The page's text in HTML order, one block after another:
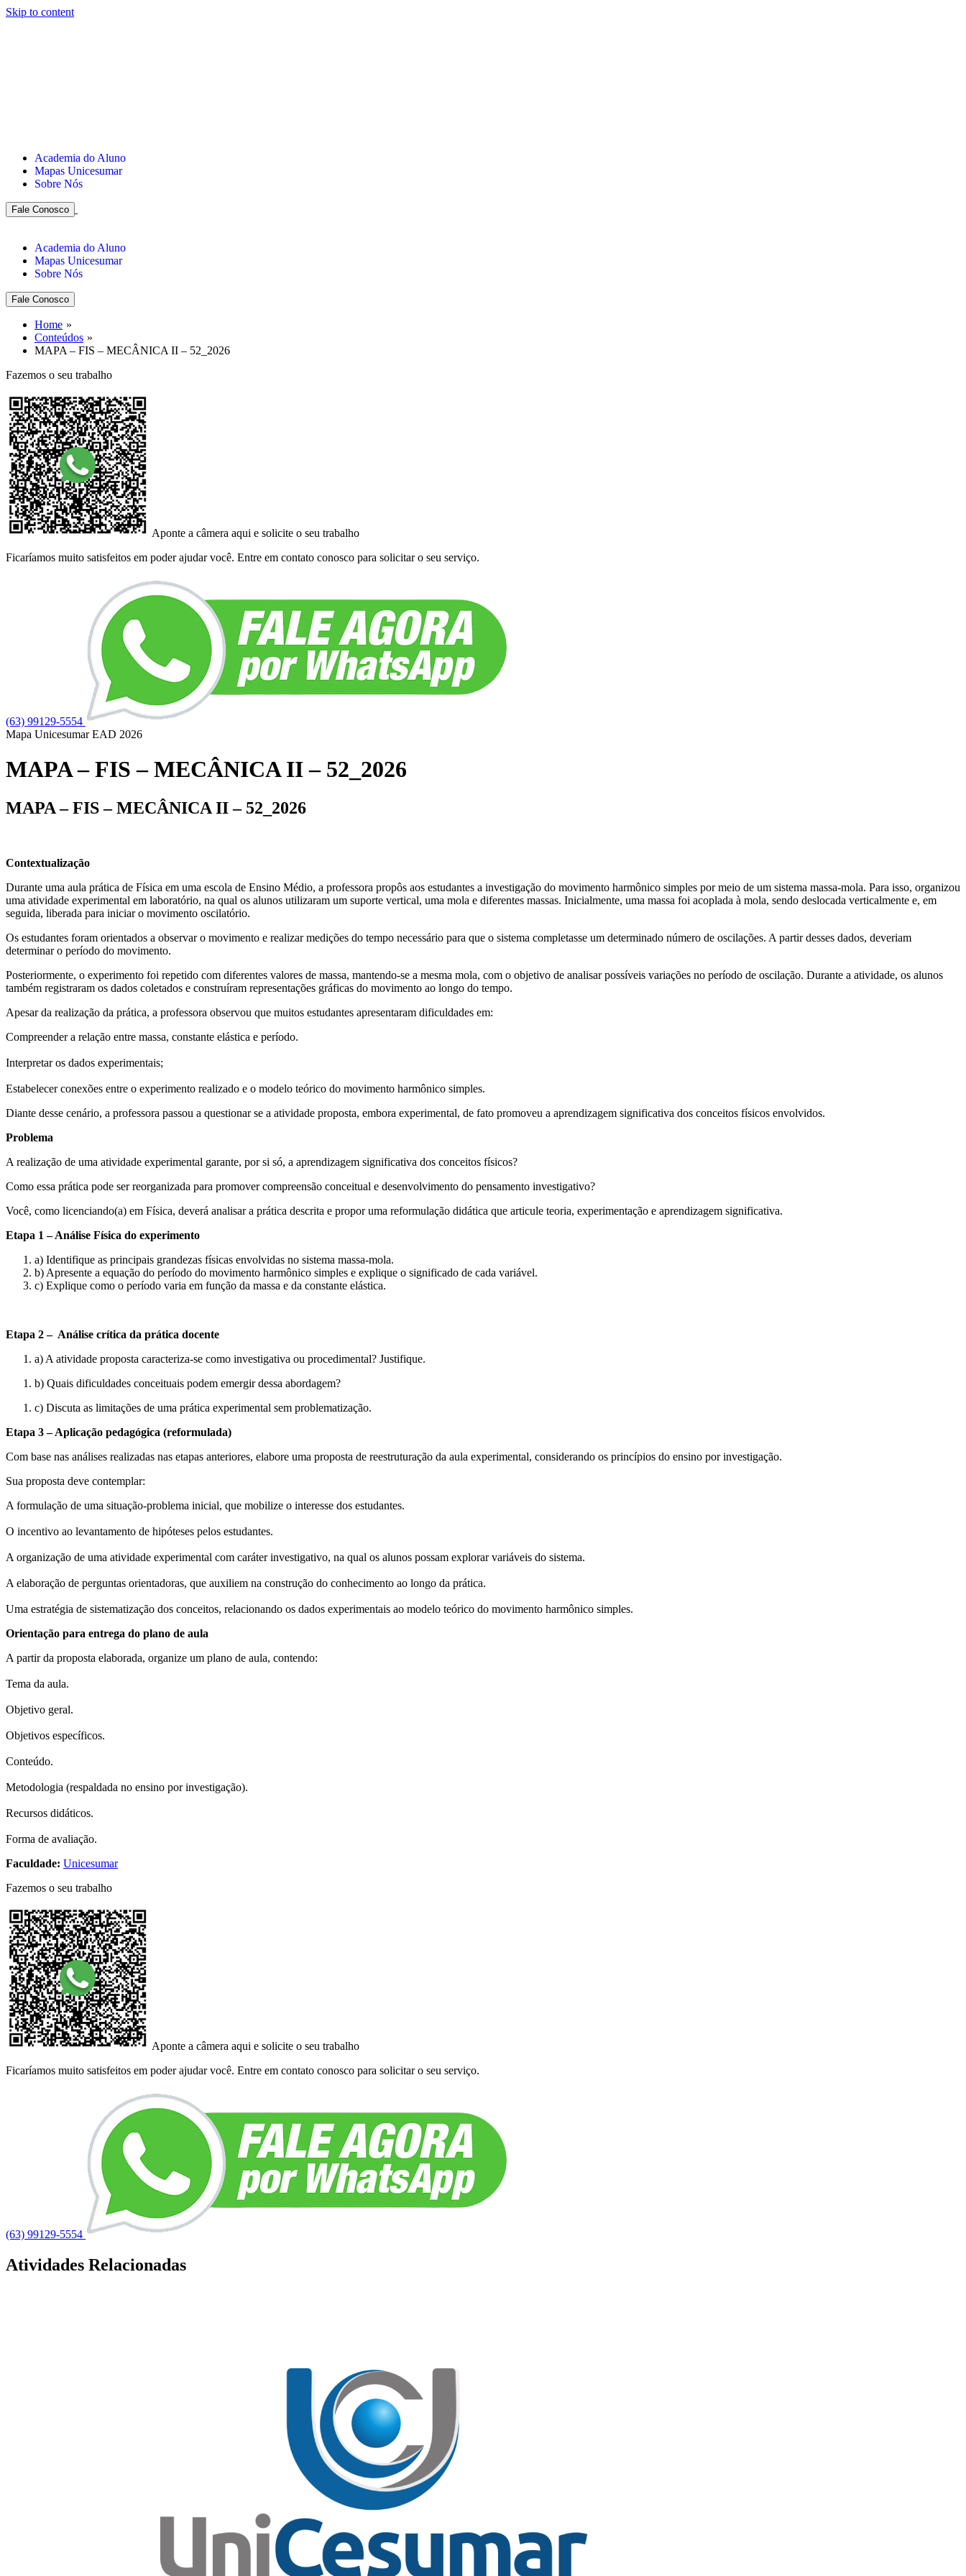
Skip to content
Academia do Aluno
Mapas Unicesumar
Sobre Nós
Fale Conosco
Academia do Aluno
Mapas Unicesumar
Sobre Nós
Fale Conosco
Home
Conteúdos
MAPA – FIS – MECÂNICA II – 52_2026
Fazemos o seu trabalho
Aponte a câmera aqui e solicite o seu trabalho
Ficaríamos muito satisfeitos em poder ajudar você. Entre em contato conosco para solicitar o seu serviço.
(63) 99129-5554
Mapa Unicesumar EAD 2026
MAPA – FIS – MECÂNICA II – 52_2026
MAPA – FIS – MECÂNICA II – 52_2026
Contextualização
Durante uma aula prática de Física em uma escola de Ensino Médio, a professora propôs aos estudantes a investigação do movimento harmônico simples por meio de um sistema massa-mola. Para isso, organizou
uma atividade experimental em laboratório, na qual os alunos utilizaram um suporte vertical, uma mola e diferentes massas. Inicialmente, uma massa foi acoplada à mola, sendo deslocada verticalmente e, em
seguida, liberada para iniciar o movimento oscilatório.
Os estudantes foram orientados a observar o movimento e realizar medições do tempo necessário para que o sistema completasse um determinado número de oscilações. A partir desses dados, deveriam
determinar o período do movimento.
Posteriormente, o experimento foi repetido com diferentes valores de massa, mantendo-se a mesma mola, com o objetivo de analisar possíveis variações no período de oscilação. Durante a atividade, os alunos
também registraram os dados coletados e construíram representações gráficas do movimento ao longo do tempo.
Apesar da realização da prática, a professora observou que muitos estudantes apresentaram dificuldades em:
Compreender a relação entre massa, constante elástica e período.
Interpretar os dados experimentais;
Estabelecer conexões entre o experimento realizado e o modelo teórico do movimento harmônico simples.
Diante desse cenário, a professora passou a questionar se a atividade proposta, embora experimental, de fato promoveu a aprendizagem significativa dos conceitos físicos envolvidos.
Problema
A realização de uma atividade experimental garante, por si só, a aprendizagem significativa dos conceitos físicos?
Como essa prática pode ser reorganizada para promover compreensão conceitual e desenvolvimento do pensamento investigativo?
Você, como licenciando(a) em Física, deverá analisar a prática descrita e propor uma reformulação didática que articule teoria, experimentação e aprendizagem significativa.
Etapa 1 – Análise Física do experimento
a) Identifique as principais grandezas físicas envolvidas no sistema massa-mola.
b) Apresente a equação do período do movimento harmônico simples e explique o significado de cada variável.
c) Explique como o período varia em função da massa e da constante elástica.
Etapa 2 – Análise crítica da prática docente
a) A atividade proposta caracteriza-se como investigativa ou procedimental? Justifique.
b) Quais dificuldades conceituais podem emergir dessa abordagem?
c) Discuta as limitações de uma prática experimental sem problematização.
Etapa 3 – Aplicação pedagógica (reformulada)
Com base nas análises realizadas nas etapas anteriores, elabore uma proposta de reestruturação da aula experimental, considerando os princípios do ensino por investigação.
Sua proposta deve contemplar:
A formulação de uma situação-problema inicial, que mobilize o interesse dos estudantes.
O incentivo ao levantamento de hipóteses pelos estudantes.
A organização de uma atividade experimental com caráter investigativo, na qual os alunos possam explorar variáveis do sistema.
A elaboração de perguntas orientadoras, que auxiliem na construção do conhecimento ao longo da prática.
Uma estratégia de sistematização dos conceitos, relacionando os dados experimentais ao modelo teórico do movimento harmônico simples.
Orientação para entrega do plano de aula
A partir da proposta elaborada, organize um plano de aula, contendo:
Tema da aula.
Objetivo geral.
Objetivos específicos.
Conteúdo.
Metodologia (respaldada no ensino por investigação).
Recursos didáticos.
Forma de avaliação.
Faculdade: Unicesumar
Fazemos o seu trabalho
Aponte a câmera aqui e solicite o seu trabalho
Ficaríamos muito satisfeitos em poder ajudar você. Entre em contato conosco para solicitar o seu serviço.
(63) 99129-5554
Atividades Relacionadas